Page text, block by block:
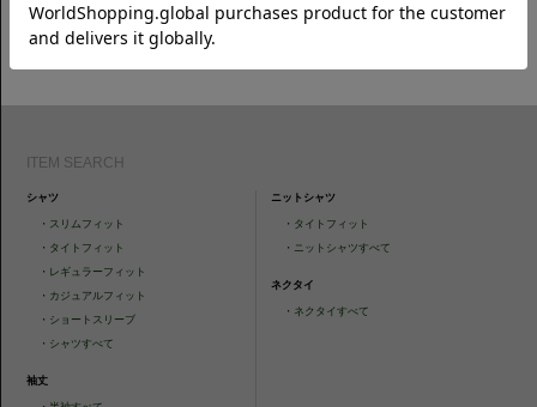
CAMICIANISTAの最新情報、スタイル提案などをおしらせします。是非フ
ITEM SEARCH
シャツ
・ スリムフィット
・ タイトフィット
・ レギュラーフィット
・ カジュアルフィット
・ ショートスリーブ
・ シャツすべて
袖丈
ニットシャツ
・ タイトフィット
・ ニットシャツすべて
ネクタイ
・ ネクタイすべて